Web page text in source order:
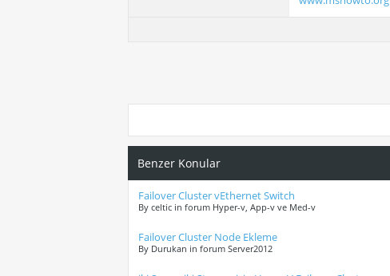
Benzer Konular
Failover Cluster vEthernet Switch
By celtic in forum Hyper-v, App-v ve Med-v
Failover Cluster Node Ekleme
By Durukan in forum Server2012